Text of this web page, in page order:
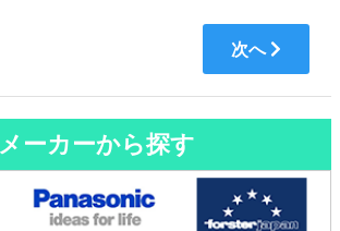
次へ
メーカーから探す